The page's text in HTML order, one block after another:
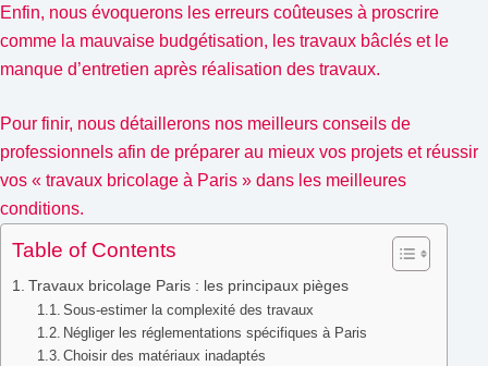
Enfin, nous évoquerons les erreurs coûteuses à proscrire
comme la mauvaise budgétisation, les travaux bâclés et le
manque d’entretien après réalisation des travaux.
Pour finir, nous détaillerons nos meilleurs conseils de
professionnels afin de préparer au mieux vos projets et réussir
vos « travaux bricolage à Paris » dans les meilleures
conditions.
Table of Contents
Travaux bricolage Paris : les principaux pièges
Sous-estimer la complexité des travaux
Négliger les réglementations spécifiques à Paris
Choisir des matériaux inadaptés